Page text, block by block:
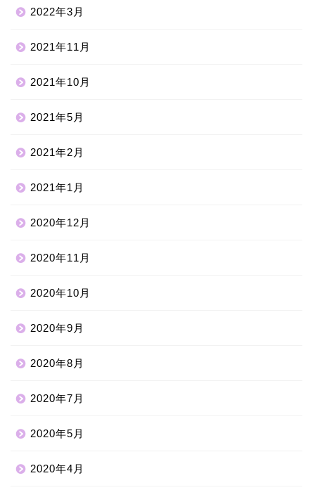
2022年3月
2021年11月
2021年10月
2021年5月
2021年2月
2021年1月
2020年12月
2020年11月
2020年10月
2020年9月
2020年8月
2020年7月
2020年5月
2020年4月